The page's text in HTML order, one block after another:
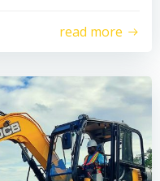
read more